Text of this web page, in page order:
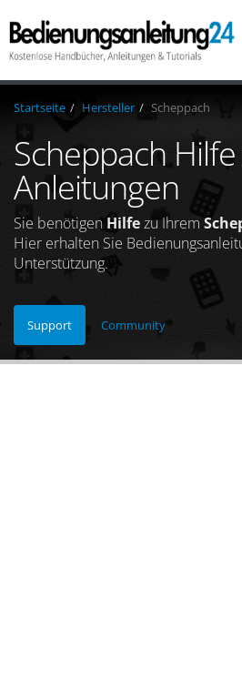
Startseite Hersteller Scheppach
Scheppach
Anleitungen
Sie benötigen Hilfezu Ihrem
Hier erhalten Sie
Unterstützung.
Support Community